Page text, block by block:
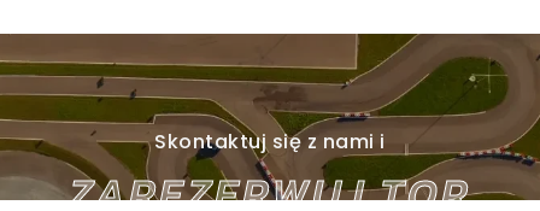
Skontaktuj się z nami i
ZAREZERWUJ TOR